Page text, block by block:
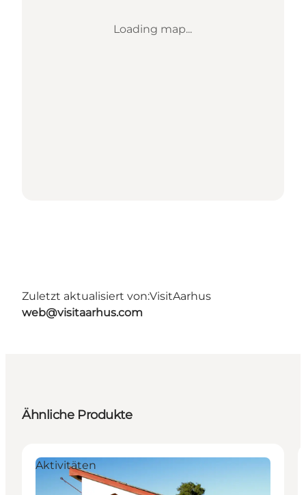
Loading map...
Zuletzt aktualisiert von:VisitAarhus
web@visitaarhus.com
Ähnliche Produkte
Aktivitäten